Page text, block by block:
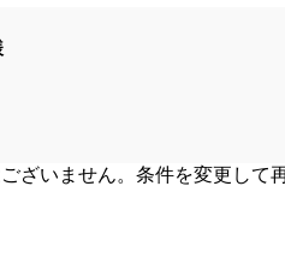
ざいません。条件を変更して